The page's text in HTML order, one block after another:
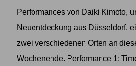
Performances von Daiki Kimoto,
Neuentdeckung aus Düsseldorf,
zwei verschiedenen Orten an
Wochenende. Performance 1: